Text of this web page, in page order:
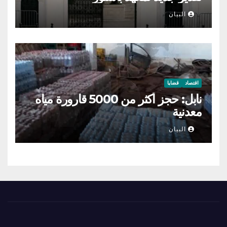
البيان
اقتصاد قضايا
نابل: حجز أكثر من 5000 قارورة مياه
معدنية
البيان